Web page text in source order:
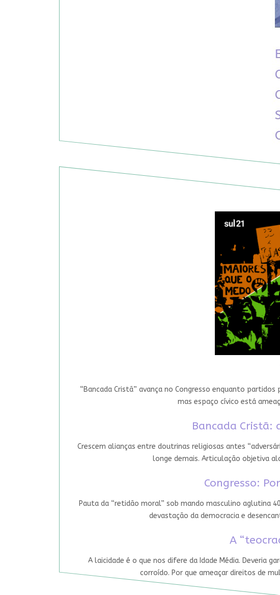
“Bancada Cristã” avança no Congresso enquanto
mas espaço cívico está
Bancada Cristã:
Crescem alianças entre doutrinas religiosas antes
longe demais. Articulação objetiva
Congresso:
Pauta da “retidão moral” sob mando masculino aglutina
devastação da democracia e
A
A laicidade é o que nos difere da Idade Média. Deveria
corroído. Por que ameaçar direitos de